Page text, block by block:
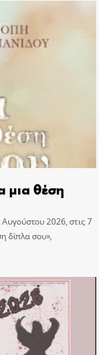
μια θέση
2026, στις 7
δίπλα σου»,